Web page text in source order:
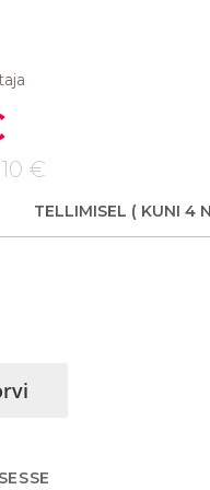
€
TELLIMISEL ( KUNI 4